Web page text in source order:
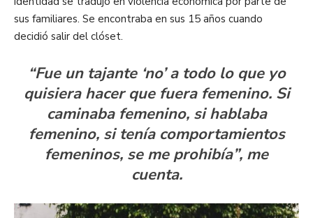
sus familiares. Se encontraba en sus 15 años cuando
decidió salir del clóset.
“Fue un tajante ‘no’ a todo lo que yo
quisiera hacer que fuera femenino. Si
caminaba femenino, si hablaba
femenino, si tenía comportamientos
femeninos, se me prohibía”, me
cuenta.